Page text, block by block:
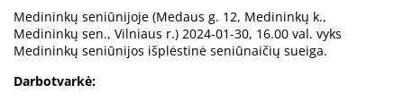
Medininkų seniūnijoje (Medaus g. 12, Medininkų k.,
Medininkų sen., Vilniaus r.) 2024-01-30, 16.00 val. vyks
Medininkų seniūnijos išplėstinė seniūnaičių sueiga.
Darbotvarkė: